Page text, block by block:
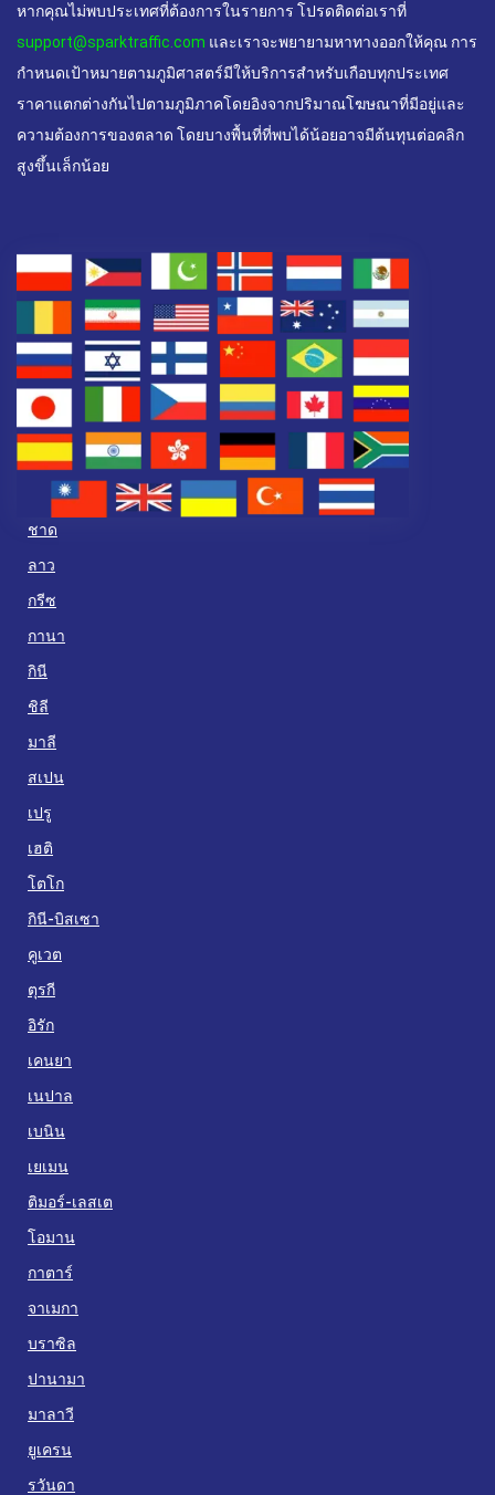
หากคุณไม่พบประเทศที่ต้องการในรายการ โปรดติดต่อเราที่
support@sparktraffic.com และเราจะพยายามหาทางออกให้คุณ การ
กำหนดเป้าหมายตามภูมิศาสตร์มีให้บริการสำหรับเกือบทุกประเทศ
ราคาแตกต่างกันไปตามภูมิภาคโดยอิงจากปริมาณโฆษณาที่มีอยู่และ
ความต้องการของตลาด โดยบางพื้นที่ที่พบได้น้อยอาจมีต้นทุนต่อคลิก
สูงขึ้นเล็กน้อย
ชาด
ลาว
กรีซ
กานา
กินี
ชิลี
มาลี
สเปน
เปรู
เฮติ
โตโก
กินี-บิสเซา
คูเวต
ตุรกี
อิรัก
เคนยา
เนปาล
เบนิน
เยเมน
ติมอร์-เลสเต
โอมาน
กาตาร์
จาเมกา
บราซิล
ปานามา
มาลาวี
ยูเครน
รวันดา